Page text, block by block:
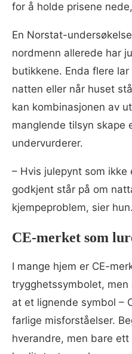
for å holde prisene
En Norstat-
nordmenn allerede har
butikkene. Enda flere
natten eller når huset
kan kombinasjonen av
manglende tilsyn skape
undervurderer.
– Hvis julepynt som ikke
godkjent står på om
kjempeproblem, sier hun.
CE-merket som
I mange hjem er CE-
trygghetssymbolet,
at et lignende symbol –
farlige misforståelser.
hverandre, men bare